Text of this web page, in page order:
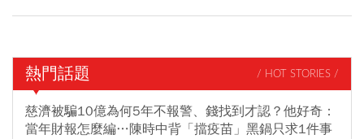
熱門話題 / HOT STORIES /
慈濟被騙10億為何5年不報警、錢找到才認？他好奇：
當年財報怎麼編…陳時中背「擋疫苗」黑鍋只求1件事